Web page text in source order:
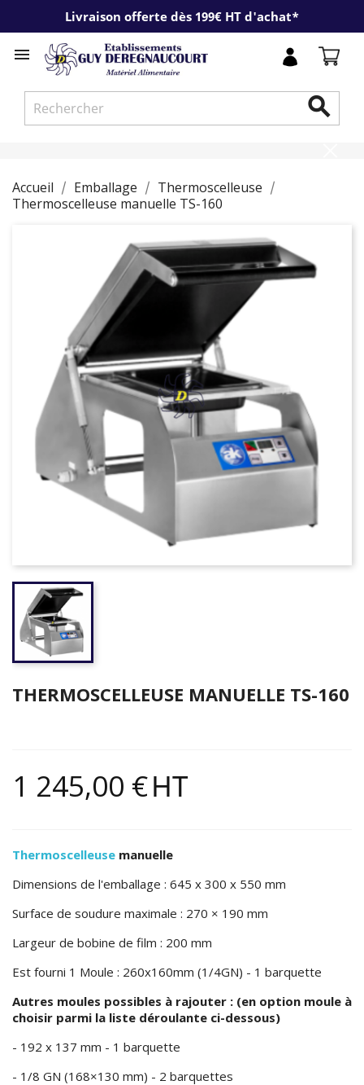
Livraison offerte dès 199€ HT d'achat*


Accueil Emballage
Thermoscelleuse
Thermoscelleuse manuelle TS-160
THERMOSCELLEUSE MANUELLE TS-160
1 245,00 €HT
Thermoscelleuse manuelle
Dimensions de l'emballage : 645 x 300 x 550 mm
Surface de soudure maximale : 270 × 190 mm
Largeur de bobine de film : 200 mm
Est fourni 1 Moule : 260x160mm (1/4GN) - 1 barquette
Autres moules possibles à rajouter : (en option moule à
choisir parmi la liste déroulante ci-dessous)
- 192 x 137 mm - 1 barquette
- 1/8 GN (168×130 mm) - 2 barquettes